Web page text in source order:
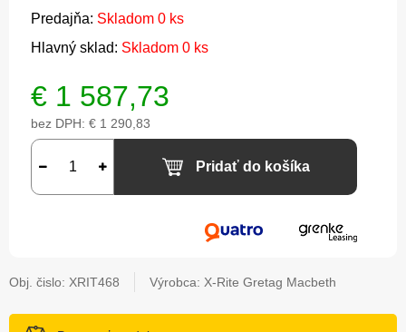
Predajňa: Skladom 0 ks
Hlavný sklad: Skladom 0 ks
€ 1 587,73
bez DPH: € 1 290,83
Pridať do košíka
Obj. čislo: XRIT468 Výrobca: X-Rite Gretag Macbeth